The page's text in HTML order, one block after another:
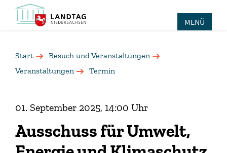
MENÜ
Start
Besuch und Veranstaltungen
Veranstaltungen
Termin
01. September 2025, 14:00 Uhr
Ausschuss für Umwelt,